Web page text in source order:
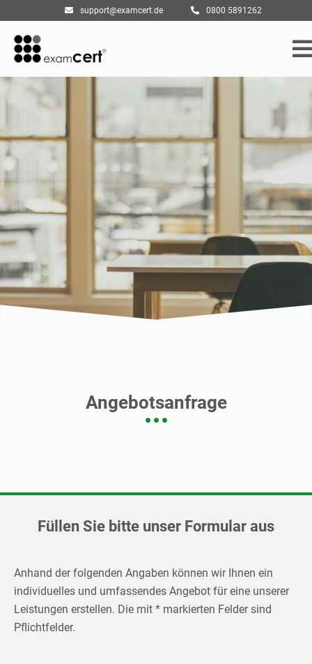
support@examcert.de 0800 5891262
Angebotsanfrage
Füllen Sie bitte unser Formular aus
Anhand der folgenden Angaben können wir Ihnen ein
individuelles und umfassendes Angebot für eine unserer
Leistungen erstellen. Die mit * markierten Felder sind
Pflichtfelder.